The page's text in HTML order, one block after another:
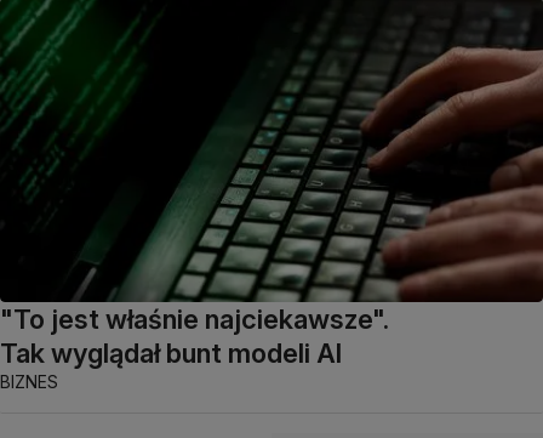
"To jest właśnie najciekawsze".
Tak wyglądał bunt modeli AI
BIZNES